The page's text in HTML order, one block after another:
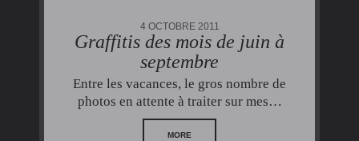
4 OCTOBRE 2011
Graffitis des mois de juin à
septembre
Entre les vacances, le gros nombre de
photos en attente à traiter sur mes…
MORE